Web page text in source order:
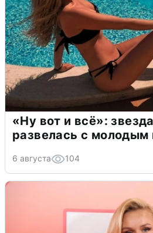
«Ну вот и всё»:
развелась с
6 августа 104